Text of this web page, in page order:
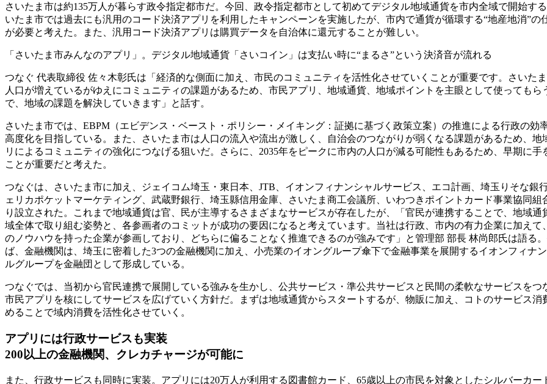
さいたま市は約135万人が暮らす政令指定都市だ。今回、政令指定都市として初めてデジタル地域通貨を市内全域で開始す
いたま市では過去にも汎用のコード決済アプリを利用したキャンペーンを実施したが、市内で通貨が循環する“地産地消”の
が必要と考えた。また、汎用コード決済アプリは購買データを自治体に還元することが難しい。
「さいたま市みんなのアプリ」。デジタル地域通貨「さいコイン」は支払い時に“まるさ”という決済音が流れる
つなぐ 代表取締役 佐々木彰氏は「経済的な側面に加え、市民のコミュニティを活性化させていくことが重要です。さいた
人口が増えているがゆえにコミュニティの課題があるため、市民アプリ、地域通貨、地域ポイントを主眼として使ってもら
で、地域の課題を解決していきます」と話す。
さいたま市では、EBPM（エビデンス・ベースト・ポリシー・メイキング：証拠に基づく政策立案）の推進による行政の効
高度化を目指している。また、さいたま市は人口の流入や流出が激しく、自治会のつながりが弱くなる課題があるため、地
リによるコミュニティの強化につなげる狙いだ。さらに、2035年をピークに市内の人口が減る可能性もあるため、早期に手
ことが重要だと考えた。
つなぐは、さいたま市に加え、ジェイコム埼玉・東日本、JTB、イオンフィナンシャルサービス、エコ計画、埼玉りそな銀
ェリカポケットマーケティング、武蔵野銀行、埼玉縣信用金庫、さいたま商工会議所、いわつきポイントカード事業協同組
り設立された。これまで地域通貨は官、民が主導するさまざまなサービスが存在したが、「官民が連携することで、地域通
域全体で取り組む姿勢と、各参画者のコミットが成功の要因になると考えています。当社は行政、市内の有力企業に加えて
のノウハウを持った企業が参画しており、どちらに偏ることなく推進できるのが強みです」と管理部 部長 林尚郎氏は語る。
ば、金融機関は、埼玉に密着した3つの金融機関に加え、小売業のイオングループ傘下で金融事業を展開するイオンフィナ
ルグループを金融団として形成している。
つなぐでは、当初から官民連携で展開している強みを生かし、公共サービス・準公共サービスと民間の柔軟なサービスをつ
市民アプリを核にしてサービスを広げていく方針だ。まずは地域通貨からスタートするが、物販に加え、コトのサービス消
めることで域内消費を活性化させていく。
アプリには行政サービスも実装
200以上の金融機関、クレカチャージが可能に
また、行政サービスも同時に実装。アプリには20万人が利用する図書館カード、65歳以上の市民を対象としたシルバーカー